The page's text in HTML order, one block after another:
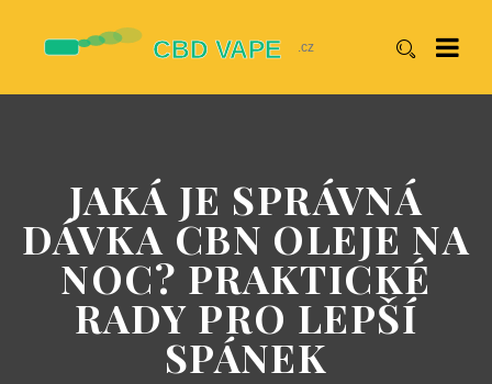
JAKÁ JE SPRÁVNÁ
DÁVKA CBN OLEJE NA
NOC? PRAKTICKÉ
RADY PRO LEPŠÍ
SPÁNEK